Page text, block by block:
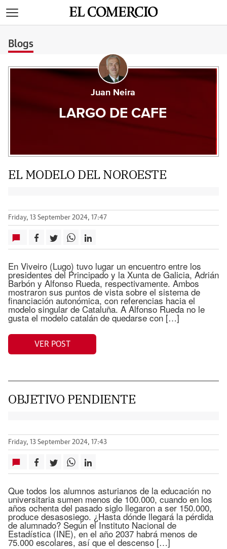
Blogs
Juan Neira
LARGO DE CAFE
EL MODELO DEL NOROESTE
Friday, 13 September 2024, 17:47
En Viveiro (Lugo) tuvo lugar un encuentro entre los
presidentes del Principado y la Xunta de Galicia, Adrián
Barbón y Alfonso Rueda, respectivamente. Ambos
mostraron sus puntos de vista sobre el sistema de
financiación autonómica, con referencias hacia el
modelo singular de Cataluña. A Alfonso Rueda no le
gusta el modelo catalán de quedarse con […]
VER POST
OBJETIVO PENDIENTE
Friday, 13 September 2024, 17:43
Que todos los alumnos asturianos de la educación no
universitaria sumen menos de 100.000, cuando en los
años ochenta del pasado siglo llegaron a ser 150.000,
produce desasosiego. ¿Hasta dónde llegará la pérdida
de alumnado? Según el Instituto Nacional de
Estadística (INE), en el año 2037 habrá menos de
75.000 escolares, así que el descenso […]